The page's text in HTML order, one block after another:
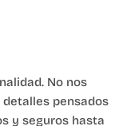
No nos
pensados
y seguros hasta